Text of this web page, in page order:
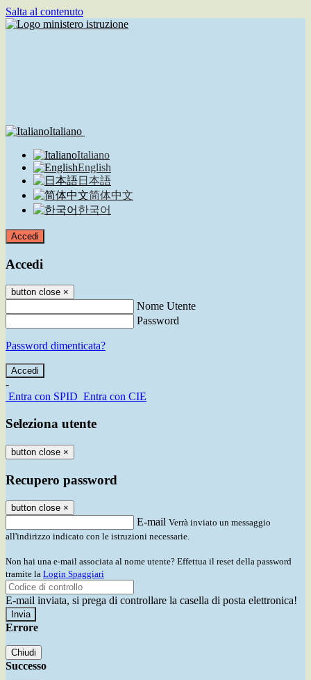
Salta al contenuto
Italiano
Italiano
English
日本語
简体中文
한국어
Accedi
Accedi
button close ×
Nome Utente
Password
Password dimenticata?
-
Entra con SPID Entra con CIE
Seleziona utente
button close ×
Recupero password
button close ×
E-mail Verrà inviato un messaggio
all'indirizzo indicato con le istruzioni necessarie.
Non hai una e-mail associata al nome utente? Effettua il reset della password
tramite la Login Spaggiari
E-mail inviata, si prega di controllare la casella di posta elettronica!
Errore
Chiudi
Successo